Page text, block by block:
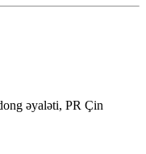
əyaləti, PR Çin